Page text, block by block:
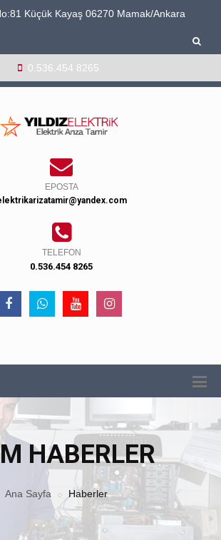
Küçük Kayaş 06270 Mamak/Ankara
0.536.454 8265
EPOSTA
TELEFON
0.536.454 8265
HABERLER
Ana Sayfa Haberler